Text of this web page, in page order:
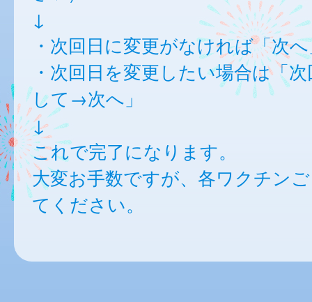
↓
・次回日に変更がなければ「次
・次回日を変更したい場合は「
して→次へ」
↓
これで完了になります。
大変お手数ですが、各ワクチン
てください。